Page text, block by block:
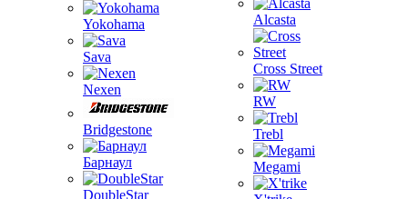
Yokohama
Sava
Nexen
Bridgestone
Барнаул
DoubleStar
Alcasta
Cross Street
RW
Trebl
Megami